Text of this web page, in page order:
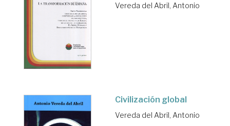
Vereda del Abril, Antonio
Civilización global
Vereda del Abril, Antonio